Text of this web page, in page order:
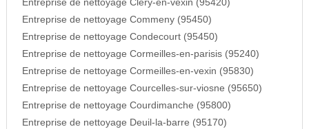
Entreprise de nettoyage Clery-en-vexin (95420)
Entreprise de nettoyage Commeny (95450)
Entreprise de nettoyage Condecourt (95450)
Entreprise de nettoyage Cormeilles-en-parisis (95240)
Entreprise de nettoyage Cormeilles-en-vexin (95830)
Entreprise de nettoyage Courcelles-sur-viosne (95650)
Entreprise de nettoyage Courdimanche (95800)
Entreprise de nettoyage Deuil-la-barre (95170)